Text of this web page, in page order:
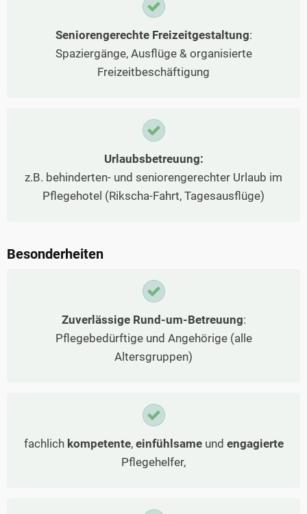
Seniorengerechte Freizeitgestaltung:
Spaziergänge, Ausflüge & organisierte
Freizeitbeschäftigung
Urlaubsbetreuung:
z.B. behinderten- und seniorengerechter Urlaub im
Pflegehotel (Rikscha-Fahrt, Tagesausflüge)
Besonderheiten
Zuverlässige Rund-um-Betreuung:
Pflegebedürftige und Angehörige (alle
Altersgruppen)
fachlich kompetente, einfühlsameund engagierte
Pflegehelfer,